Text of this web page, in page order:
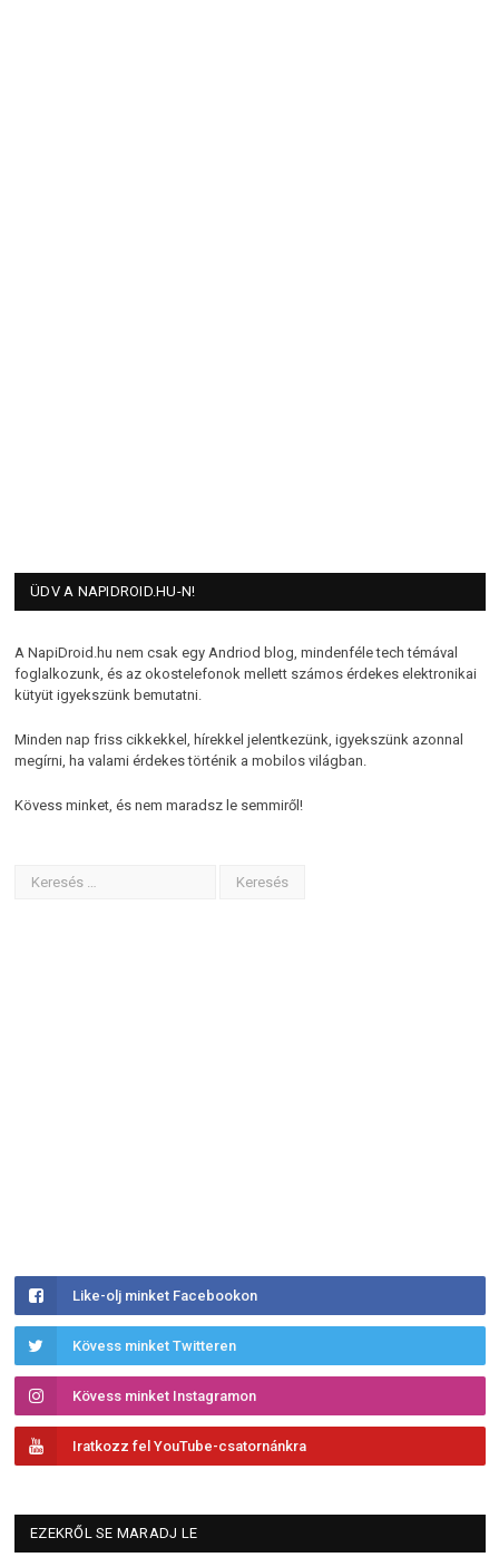
ÜDV A NAPIDROID.HU-N!
A NapiDroid.hu nem csak egy Andriod blog, mindenféle tech témával
foglalkozunk, és az okostelefonok mellett számos érdekes elektronikai
kütyüt igyekszünk bemutatni.
Minden nap friss cikkekkel, hírekkel jelentkezünk, igyekszünk azonnal
megírni, ha valami érdekes történik a mobilos világban.
Kövess minket, és nem maradsz le semmiről!
Like-olj minket Facebookon
Kövess minket Twitteren
Kövess minket Instagramon
Iratkozz fel YouTube-csatornánkra
EZEKRŐL SE MARADJ LE